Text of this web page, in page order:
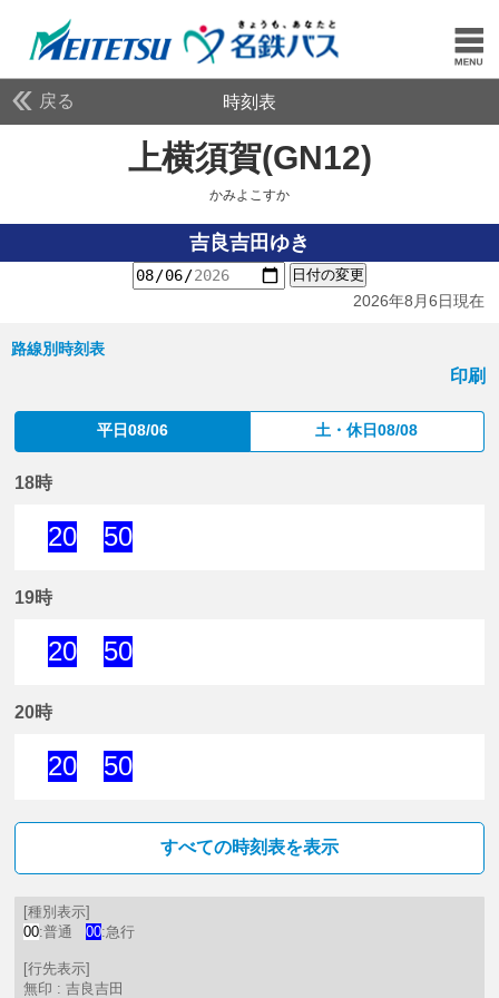
戻る 時刻表
上横須賀(GN12)
かみよこすか
吉良吉田ゆき
日付の変更
2026年8月6日現在
路線別時刻表
印刷
平日08/06 土・休日08/08
18時
20
50
19時
20
50
20時
20
50
すべての時刻表を表示
[種別表示]
00:普通 00:急行
[行先表示]
無印 : 吉良吉田